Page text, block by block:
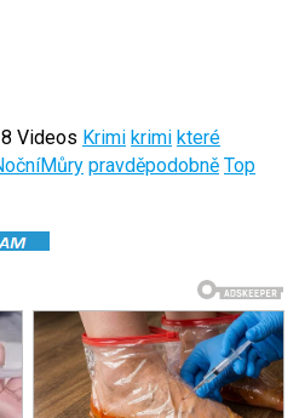
Videos Krimi krimi které
pravděpodobně Top